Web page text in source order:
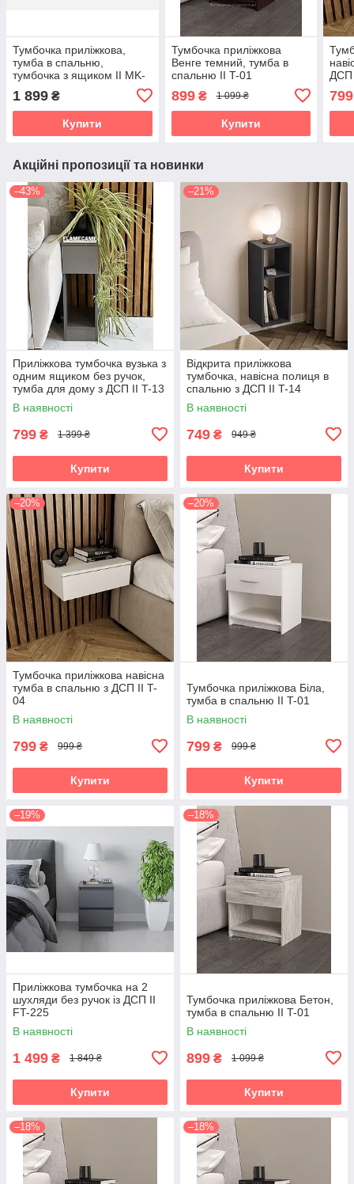
Тумбочка приліжкова,
тумба в спальню,
тумбочка з ящиком II MK-
1 899 ₴
Купити
Тумбочка приліжкова
Венге темний, тумба в
спальню II T-01
899₴ 1 099 ₴
Купити
ДСП
799
Акційні пропозиції та новинки
–43%
Приліжкова тумбочка вузька з
одним ящиком без ручок,
тумба для дому з ДСП II T-13
В наявності
799 ₴ 1 399 ₴
Купити
–21%
Відкрита приліжкова
тумбочка, навісна полиця в
спальню з ДСП II T-14
В наявності
749 ₴ 949 ₴
Купити
–20%
Тумбочка приліжкова навісна
тумба в спальню з ДСП II T-
04
В наявності
799 ₴ 999 ₴
Купити
–20%
Тумбочка приліжкова Біла,
тумба в спальню II T-01
В наявності
799 ₴ 999 ₴
Купити
–19%
Приліжкова тумбочка на 2
шухляди без ручок із ДСП II
FT-225
В наявності
1 499 ₴ 1 849 ₴
Купити
–18%
Тумбочка приліжкова Бетон,
тумба в спальню II T-01
В наявності
899 ₴ 1 099 ₴
Купити
–18% –18%